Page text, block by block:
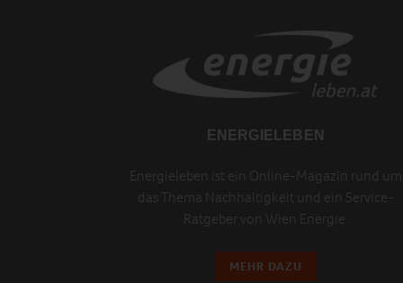
ENERGIELEBEN
Energieleben ist ein Online-Magazin rund um
das Thema Nachhaltigkeit und ein Service-
Ratgeber von Wien Energie.
MEHR DAZU